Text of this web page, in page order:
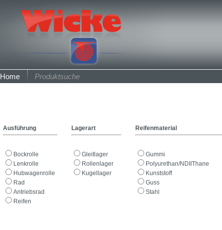
Home Produktsuche
Ausführung Lagerart Reifenmaterial
Bockrolle
Lenkrolle
Hubwagenrolle
Rad
Antriebsrad
Reifen
Gleitlager
Rollenlager
Kugellager
Gummi
Polyurethan/NDIIThane
Kunststoff
Guss
Stahl